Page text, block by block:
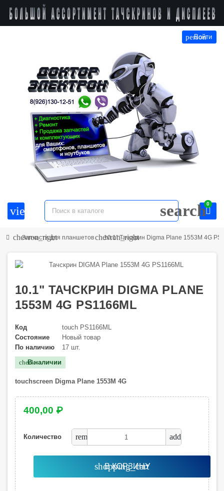
view_headline search
person
Войти
0
chevron_right
Запчасти для планшетовchevron_right
10.1" Тачскрин Digma Plane 1553M 4G
10.1" ТАЧСКРИН DIGMA PLANE
1553M 4G PS1166ML
Код
touch PS1166ML
Состояние
Новый товар
По наличию
17 шт.
check
В наличии
touchscreen Digma Plane 1553M 4G
400,00 ₽
Количество remove add
shopping_cart
В КОРЗИНУ